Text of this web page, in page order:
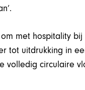
met hospitality
tot uitdrukking in
volledig circulaire